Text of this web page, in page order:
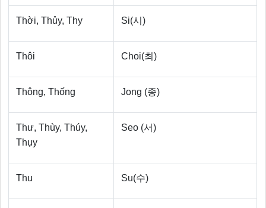
Thời, Thủy, Thy Si(시)
Thôi Choi(최)
Thông, Thống Jong (종)
Thư, Thùy, Thúy,
Thụy
Seo (서)
Thu Su(수)